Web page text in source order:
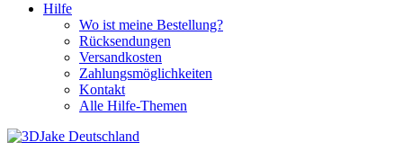
Hilfe
Wo ist meine Bestellung?
Rücksendungen
Versandkosten
Zahlungsmöglichkeiten
Kontakt
Alle Hilfe-Themen